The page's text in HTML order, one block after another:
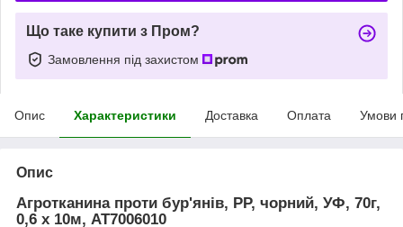
Що таке купити з Пром?
Замовлення під захистом
Опис Характеристики Доставка Оплата Умови
Опис
Агротканина проти бур'янів, РР, чорний, УФ, 70г,
0,6 х 10м, AT7006010